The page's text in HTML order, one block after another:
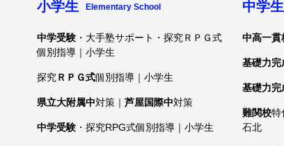
小学生 Elementary School
中学受験・大手塾サポート・探究ＲＰＧ式
個別指導｜小学生
探究ＲＰＧ式個別指導｜小学生
県立大附属中対策｜ 芦屋国際中対策
中学受験・探究RPG式個別指導｜小学生
中学生
中高一貫
基礎力完
基礎力完
難関校特
石北